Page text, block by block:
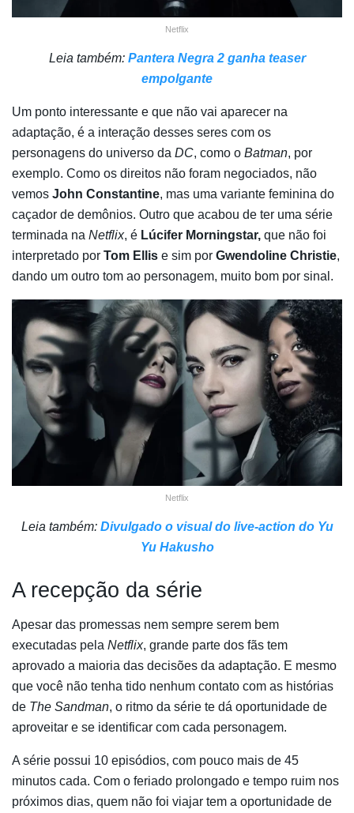
Netflix
Leia também: Pantera Negra 2 ganha teaser
empolgante
Um ponto interessante e que não vai aparecer na
adaptação, é a interação desses seres com os
personagens do universo da DC, como o Batman, por
exemplo. Como os direitos não foram negociados, não
vemos John Constantine, mas uma variante feminina do
caçador de demônios. Outro que acabou de ter uma série
terminada na Netflix, é Lúcifer Morningstar, que não foi
interpretado por Tom Ellis e sim por Gwendoline Christie,
dando um outro tom ao personagem, muito bom por sinal.
Netflix
Leia também: Divulgado o visual do live-action do Yu
Yu Hakusho
A recepção da série
Apesar das promessas nem sempre serem bem
executadas pela Netflix, grande parte dos fãs tem
aprovado a maioria das decisões da adaptação. E mesmo
que você não tenha tido nenhum contato com as histórias
de The Sandman, o ritmo da série te dá oportunidade de
aproveitar e se identificar com cada personagem.
A série possui 10 episódios, com pouco mais de 45
minutos cada. Com o feriado prolongado e tempo ruim nos
próximos dias, quem não foi viajar tem a oportunidade de